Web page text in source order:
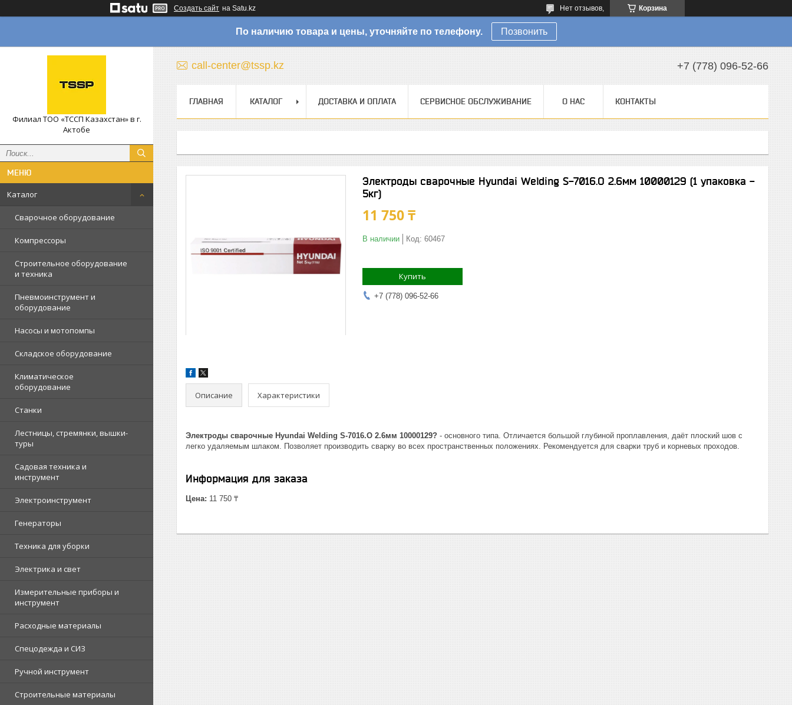
Создать сайт на Satu.kz Корзина
Нет отзывов,
По наличию товара и цены, уточняйте по телефону. Позвонить
Филиал ТОО «ТССП Казахстан» в г.
Актобе
Каталог
Сварочное оборудование
Компрессоры
Строительное оборудование
и техника
Пневмоинструмент и
оборудование
Насосы и мотопомпы
Складское оборудование
Климатическое
оборудование
Станки
Лестницы, стремянки, вышки-
туры
Садовая техника и
инструмент
Электроинструмент
Генераторы
Техника для уборки
Электрика и свет
Измерительные приборы и
инструмент
Расходные материалы
Спецодежда и СИЗ
Ручной инструмент
Строительные материалы
call-center@tssp.kz +7 (778) 096-52-66
ГЛАВНАЯ КАТАЛОГ ДОСТАВКА И ОПЛАТА СЕРВИСНОЕ ОБСЛУЖИВАНИЕ О НАС КОНТАКТЫ
Электроды сварочные Hyundai Welding S-7016.O 2.6мм 10000129 (1 упаковка -
5кг)
11 750 ₸
В наличии Код: 60467
Купить
+7 (778) 096-52-66
Описание Характеристики
Электроды сварочные Hyundai Welding S-7016.O 2.6мм 10000129? - основного типа. Отличается большой глубиной проплавления, даёт плоский шов с
легко удаляемым шлаком. Позволяет производить сварку во всех пространственных положениях. Рекомендуется для сварки труб и корневых проходов.
Информация для заказа
Цена: 11 750 ₸